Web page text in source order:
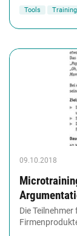
Tools Training
09.10.2018
Die